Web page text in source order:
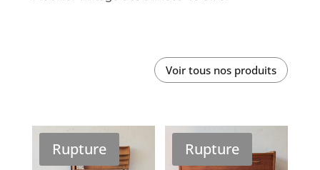
Voir tous nos produits
Rupture Rupture